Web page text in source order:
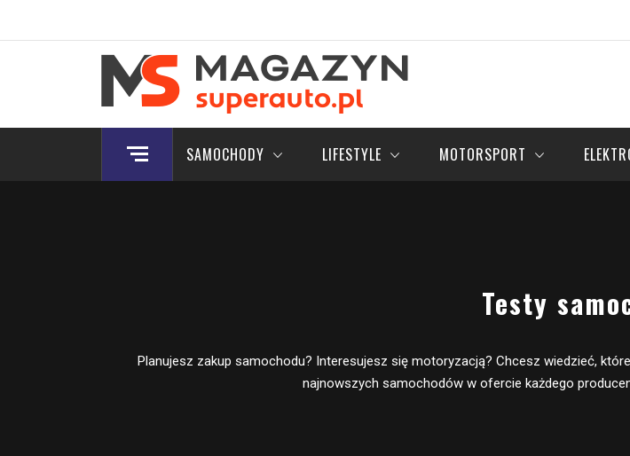
Magazyn.Superauto.pl
Nowy portal motoryzacyjny
SAMOCHODY LIFESTYLE MOTORSPORT
Testy
Planujesz zakup samochodu? Interesujesz się motoryzacją? Chcesz wiedzieć,
najnowszych samochodów w ofercie każdego